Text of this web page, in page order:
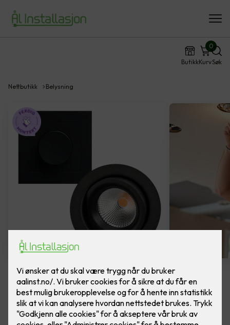
ButikkKurv
0
Søk
Nettbutikk Belysning
6 stk sorte LED downlights
rehab inkl. LED dimmer